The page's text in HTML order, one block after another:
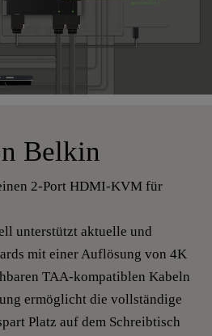
Belkin
2-Port HDMI-KVM für
unterstützt aktuelle und
mit einer Auflösung von 4K
TAA-kompatiblen Kabeln
ermöglicht die vollständige
Platz auf dem Schreibtisch